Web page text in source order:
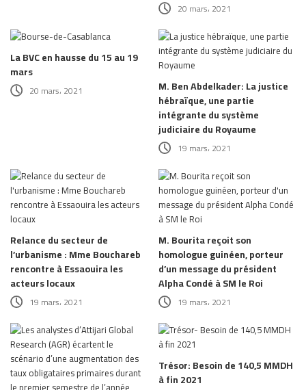
20 mars، 2021
La BVC en hausse du 15 au 19
mars
20 mars، 2021
M. Ben Abdelkader: La justice
hébraïque, une partie
intégrante du système
judiciaire du Royaume
19 mars، 2021
Relance du secteur de
l’urbanisme : Mme Bouchareb
rencontre à Essaouira les
acteurs locaux
19 mars، 2021
M. Bourita reçoit son
homologue guinéen, porteur
d’un message du président
Alpha Condé à SM le Roi
19 mars، 2021
Trésor: Besoin de 140,5 MMDH
à fin 2021